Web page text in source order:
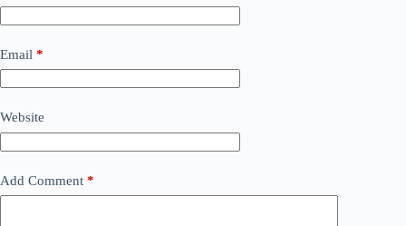
Email *
Website
Add Comment *